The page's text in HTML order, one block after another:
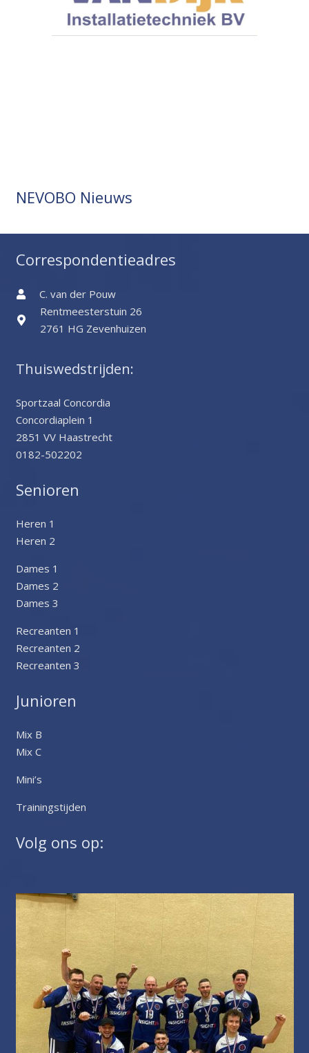
NEVOBO Nieuws
Correspondentieadres
C. van der Pouw
Rentmeesterstuin 26
2761 HG Zevenhuizen
Thuiswedstrijden:
Sportzaal Concordia
Concordiaplein 1
2851 VV Haastrecht
0182-502202
Senioren
Heren 1
Heren 2
Dames 1
Dames 2
Dames 3
Recreanten 1
Recreanten 2
Recreanten 3
Junioren
Mix B
Mix C
Mini’s
Trainingstijden
Volg ons op: